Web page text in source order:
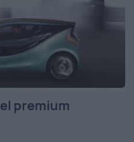
premium